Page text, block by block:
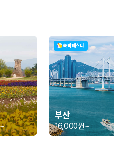
차종입니다.
차량 연식을 함께 비교하는 것이 좋
, 보험 조건을 함께 확인해야 합니다.
니다
니다. 카모아는 제주 렌트카 가격
다.
입니다.
~
숙박페스타
부산
16,000원~